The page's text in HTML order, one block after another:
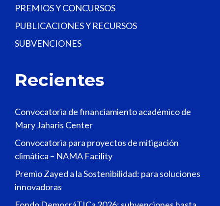
PREMIOS Y CONCURSOS
PUBLICACIONES Y RECURSOS
SUBVENCIONES
Recientes
Convocatoria de financiamiento académico de
Mary Jaharis Center
Convocatoria para proyectos de mitigación
climática – NAMA Facility
Premio Zayed a la Sostenibilidad: para soluciones
innovadoras